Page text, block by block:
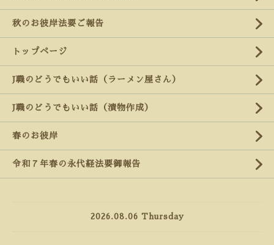
秋のお彼岸法要ご報告
トップページ
J職のどうでもいい話（ラーメン屋さん）
J職のどうでもいい話（漬物作成）
春のお彼岸
令和７年春の永代経法要御報告
2026.08.06 Thursday